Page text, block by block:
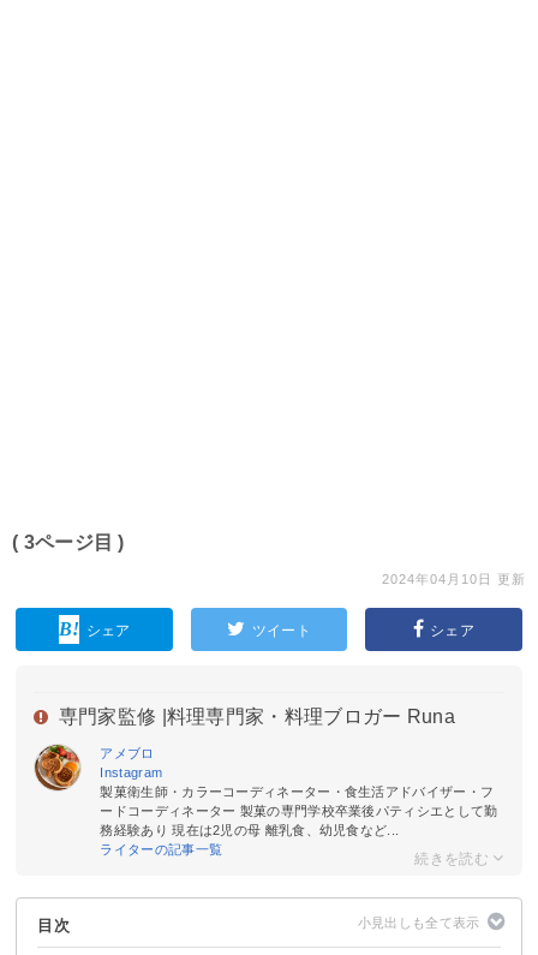
( 3ページ目 )
2024年04月10日 更新
シェア ツイート シェア
専門家監修 | 料理専門家・料理ブロガー Runa
アメブロ
Instagram
製菓衛生師・カラーコーディネーター・食生活アドバイザー・フ
ードコーディネーター 製菓の専門学校卒業後パティシエとして勤
務経験あり 現在は2児の母 離乳食、幼児食など...
ライターの記事一覧
目次